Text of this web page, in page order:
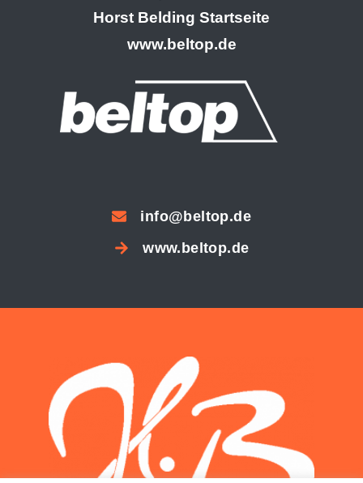
Horst Belding Startseite
www.beltop.de
info@beltop.de
www.beltop.de